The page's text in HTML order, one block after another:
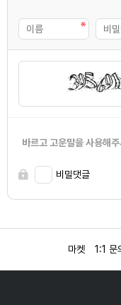
바르고 고운말을 사용해
비밀댓글
마켓 1:1 문